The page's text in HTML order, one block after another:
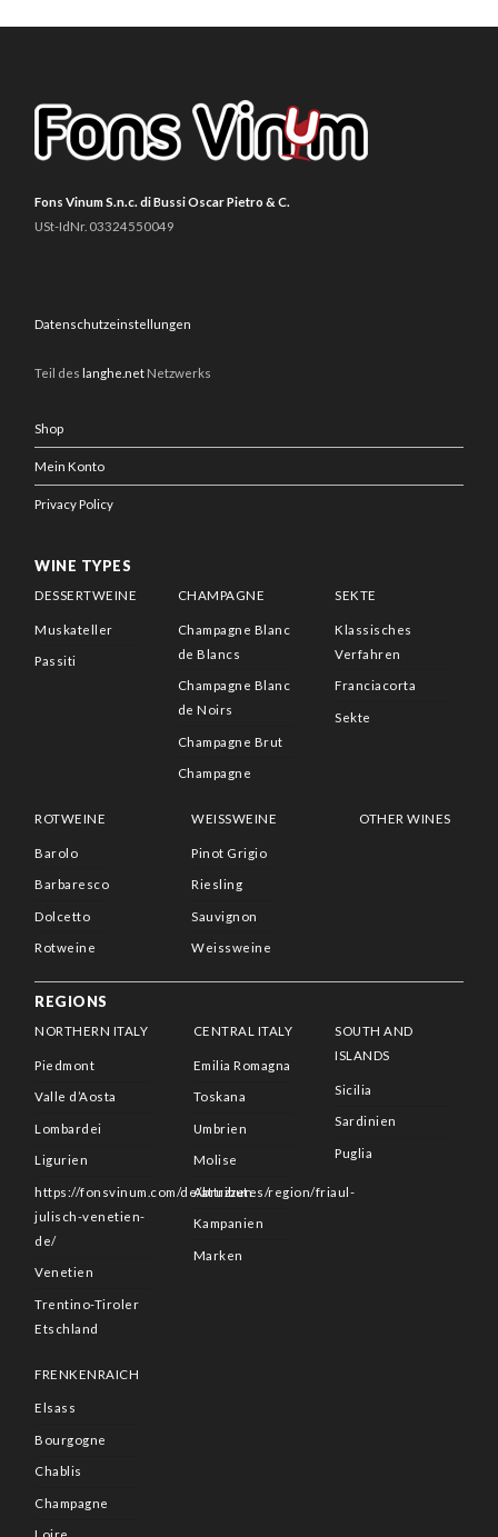
Fons Vinum S.n.c. di Bussi Oscar Pietro & C.
USt-IdNr. 03324550049
Datenschutzeinstellungen
Teil deslanghe.net Netzwerks
Shop
Mein Konto
Privacy Policy
WINE TYPES
DESSERTWEINE
Muskateller
Passiti
CHAMPAGNE
Champagne Blanc
de Blancs
Champagne Blanc
de Noirs
Champagne Brut
Champagne
SEKTE
Klassisches
Verfahren
Franciacorta
Sekte
ROTWEINE
Barolo
Barbaresco
Dolcetto
Rotweine
WEISSWEINE
Pinot Grigio
Riesling
Sauvignon
Weissweine
OTHER WINES
REGIONS
NORTHERN ITALY
Piedmont
Valle d’Aosta
Lombardei
Ligurien
https://fonsvinum.com/de/attributes/region/friaul-
julisch-venetien-
de/
Venetien
Trentino-Tiroler
Etschland
CENTRAL ITALY
Emilia Romagna
Toskana
Umbrien
Molise
Abruzzen
Kampanien
Marken
SOUTH AND
ISLANDS
Sicilia
Sardinien
Puglia
FRENKENRAICH
Elsass
Bourgogne
Chablis
Champagne